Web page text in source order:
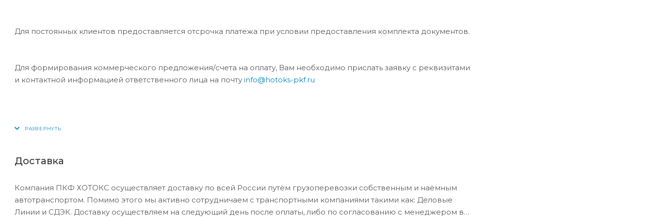
Для постоянных клиентов предоставляется отсрочка платежа при условии предоставления комплекта документов.
Для формирования коммерческого предложения/счета на оплату, Вам необходимо прислать заявку с реквизитами
и контактной информацией ответственного лица на почту info@hotoks-pkf.ru
Доставка
Компания ПКФ ХОТОКС осуществляет доставку по всей России путём грузоперевозки собственным и наёмным
автотранспортом. Помимо этого мы активно сотрудничаем с транспортными компаниями такими как: Деловые
Линии и СДЭК. Доставку осуществляем на следующий день после оплаты, либо по согласованию с менеджером в